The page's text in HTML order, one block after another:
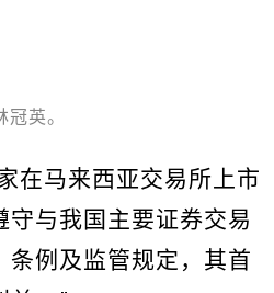
冠英。
在马来西亚交易所上市
守与我国主要证券交易
条例及监管规定，其首